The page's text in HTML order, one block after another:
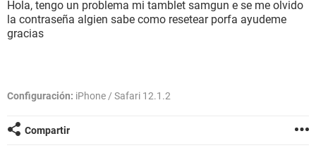
Hola, tengo un problema mi tamblet samgun e se me olvido
la contraseña algien sabe como resetear porfa ayudeme
gracias
Configuración: iPhone / Safari 12.1.2
Compartir